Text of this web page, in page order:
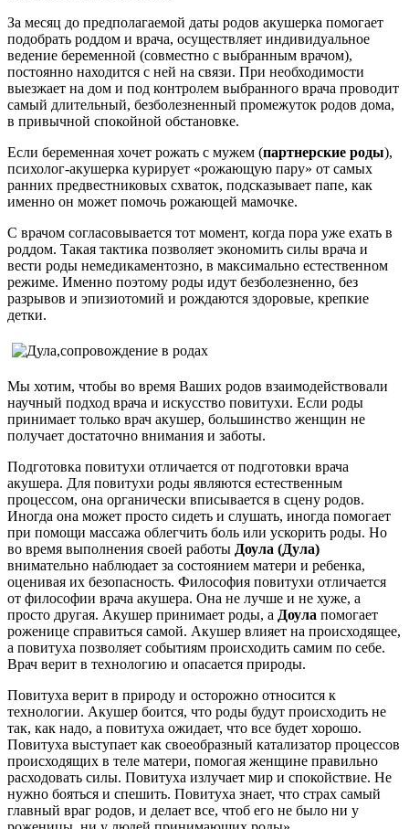
За месяц до предполагаемой даты родов акушерка помогает
подобрать роддом и врача, осуществляет индивидуальное
ведение беременной (совместно с выбранным врачом),
постоянно находится с ней на связи. При необходимости
выезжает на дом и под контролем выбранного врача проводит
самый длительный, безболезненный промежуток родов дома,
в привычной спокойной обстановке.
Если беременная хочет рожать с мужем (партнерские роды),
психолог-акушерка курирует «рожающую пару» от самых
ранних предвестниковых схваток, подсказывает папе, как
именно он может помочь рожающей мамочке.
С врачом согласовывается тот момент, когда пора уже ехать в
роддом. Такая тактика позволяет экономить силы врача и
вести роды немедикаментозно, в максимально естественном
режиме. Именно поэтому роды идут безболезненно, без
разрывов и эпизиотомий и рождаются здоровые, крепкие
детки.
Мы хотим, чтобы во время Ваших родов взаимодействовали
научный подход врача и искусство повитухи. Если роды
принимает только врач акушер, большинство женщин не
получает достаточно внимания и заботы.
Подготовка повитухи отличается от подготовки врача
акушера. Для повитухи роды являются естественным
процессом, она органически вписывается в сцену родов.
Иногда она может просто сидеть и слушать, иногда помогает
при помощи массажа облегчить боль или ускорить роды. Но
во время выполнения своей работы Доула (Дула)
внимательно наблюдает за состоянием матери и ребенка,
оценивая их безопасность. Философия повитухи отличается
от философии врача акушера. Она не лучше и не хуже, а
просто другая. Акушер принимает роды, а Доула помогает
роженице справиться самой. Акушер влияет на происходящее,
а повитуха позволяет событиям происходить самим по себе.
Врач верит в технологию и опасается природы.
Повитуха верит в природу и осторожно относится к
технологии. Акушер боится, что роды будут происходить не
так, как надо, а повитуха ожидает, что все будет хорошо.
Повитуха выступает как своеобразный катализатор процессов
происходящих в теле матери, помогая женщине правильно
расходовать силы. Повитуха излучает мир и спокойствие. Не
нужно бояться и спешить. Повитуха знает, что страх самый
главный враг родов, и делает все, чтоб его не было ни у